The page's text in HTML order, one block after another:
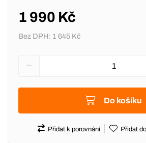
1 990 Kč
Bez DPH: 1 645 Kč
Do košíku
Přidat k porovnání Přidat